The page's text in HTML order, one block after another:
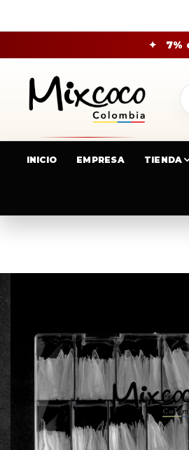
✦ 7%
INICIO EMPRESA TIENDA